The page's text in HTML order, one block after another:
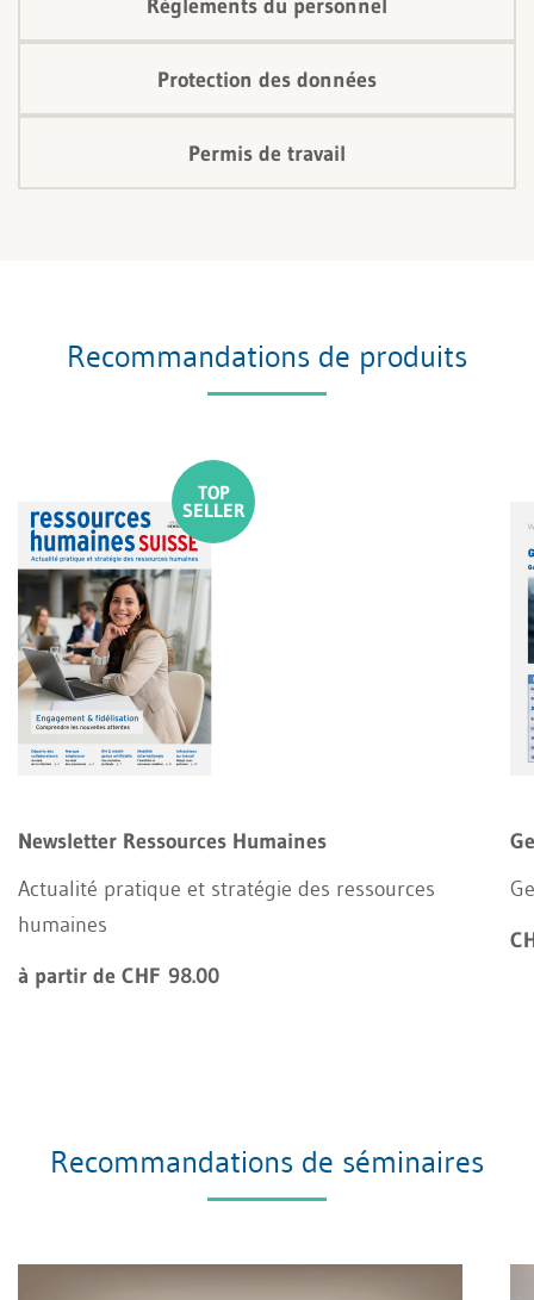
Règlements du personnel
Protection des données
Permis de travail
Recommandations de produits
Newsletter Ressources Humaines
Actualité pratique et stratégie des ressources
humaines
à partir de CHF 98.00
Recommandations de séminaires